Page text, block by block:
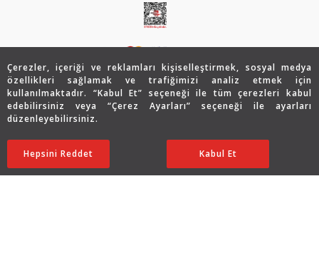
Çerezler, içeriği ve reklamları kişiselleştirmek, sosyal medya
özellikleri sağlamak ve trafiğimizi analiz etmek için
kullanılmaktadır. “Kabul Et” seçeneği ile tüm çerezleri kabul
edebilirsiniz veya “Çerez Ayarları” seçeneği ile ayarları
düzenleyebilirsiniz.
Ayarları Düzenle
Hepsini Reddet Kabul Et
96.805 TL
48.403TL SATIN ALIN
© 2026 Assos Diamond
Copyright © 2026 Assos Pırlanta - Bu sitenin tüm hakları